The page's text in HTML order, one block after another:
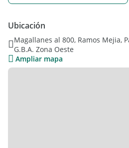
funcional con bajo mesada y
melamina blanca.
Dos dormitorios con placard
excelente entrada de luz natural
Ubicación
Magallanes al 800, Ramos Mejia,
G.B.A. Zona Oeste
Ampliar mapa